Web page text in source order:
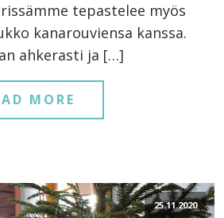
tepastelee myös
kanarouviensa kanssa.
ahkerasti ja […]
MORE
25.11.2020